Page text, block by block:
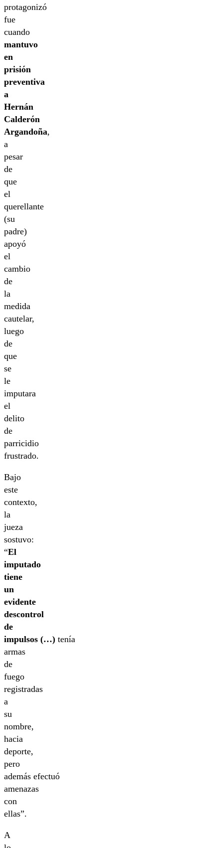
protagonizó
fue
cuando
mantuvo
en
prisión
preventiva
a
Hernán
Calderón
Argandoña,
a
pesar
de
que
el
querellante
(su
padre)
apoyó
el
cambio
de
la
medida
cautelar,
luego
de
que
se
le
imputara
el
delito
de
parricidio
frustrado.
Bajo
este
contexto,
la
jueza
sostuvo:
“El
imputado
tiene
un
evidente
descontrol
de
impulsos (…) tenía
armas
de
fuego
registradas
a
su
nombre,
hacia
deporte,
pero
además efectuó
amenazas
con
ellas”.
A